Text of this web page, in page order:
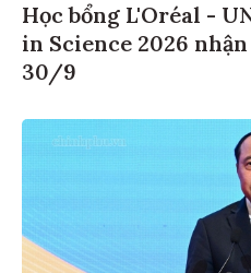
Học bổng L'Oréal -
in Science 2026
30/9